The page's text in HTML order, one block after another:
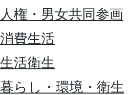
人権・男女共同参画
消費生活
生活衛生
暮らし・環境・衛生